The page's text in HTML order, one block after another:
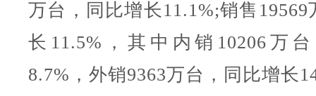
万台，同比增长11.1%;销售
长11.5%，其中内销10206万
8.7%，外销9363万台，同比增长